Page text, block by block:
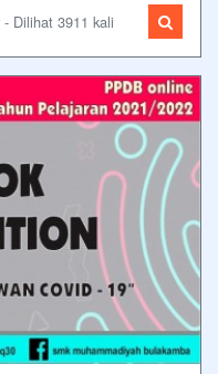
Dilihat 3911 kali